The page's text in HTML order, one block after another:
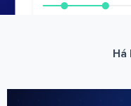
Há